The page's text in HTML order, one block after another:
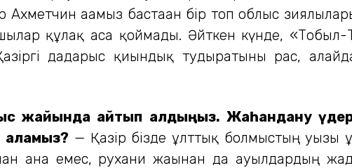
Ахметчин ағамыз бастаған бір топ облыс
құлақ аса қоймады. Әйткен күнде,
дағдарыс қиындық тудыратыны рас,
жайында айтып қалдыңыз. Жаһандану
аламыз? — Қазір бізде ұлттық болмыстың уызы
ғана емес, рухани жағынан да ауылдардың